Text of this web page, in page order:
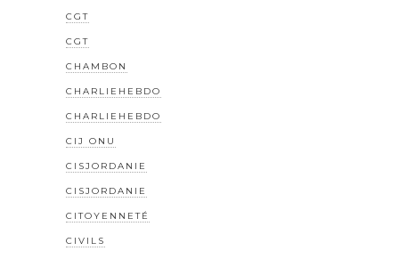
CGT
CGT
CHAMBON
CHARLIEHEBDO
CHARLIEHEBDO
CIJ ONU
CISJORDANIE
CISJORDANIE
CITOYENNETÉ
CIVILS